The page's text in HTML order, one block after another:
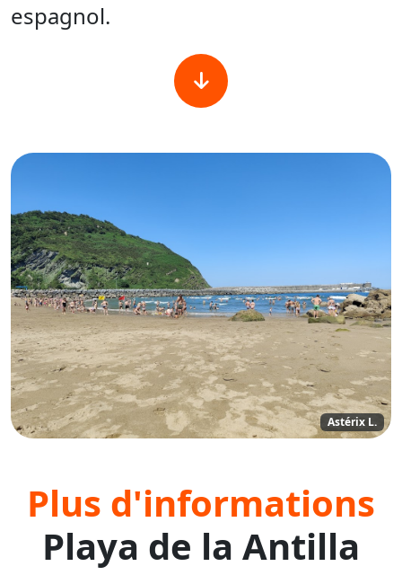
Astérix L.
espagnol.
Plus d'informations
Playa de la Antilla